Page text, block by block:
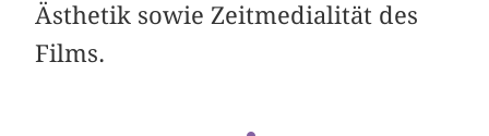
Ästhetik sowie Zeitmedialität des
Films.